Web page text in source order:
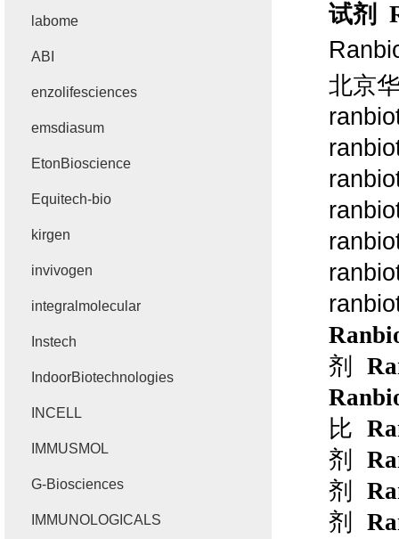
试剂
北京
剂
比
剂
剂
剂
labome
ABI
enzolifesciences
emsdiasum
EtonBioscience
Equitech-bio
kirgen
invivogen
integralmolecular
Instech
IndoorBiotechnologies
INCELL
IMMUSMOL
G-Biosciences
IMMUNOLOGICALS